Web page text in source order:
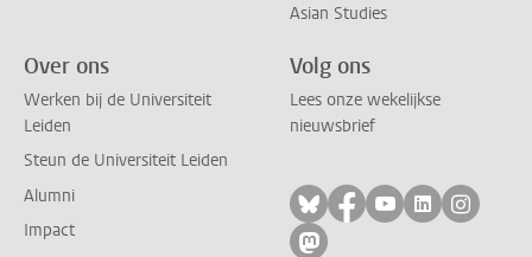
Asian Studies
Over ons
Werken bij de Universiteit
Leiden
Steun de Universiteit Leiden
Alumni
Impact
Volg ons
Lees onze wekelijkse
nieuwsbrief
Volg ons op bluesky
Volg ons op
Volg ons op
Volg ons
Volg
Volg ons op mastodon